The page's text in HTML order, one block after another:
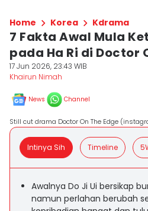
Home Korea Kdrama
7 Fakta Awal Mula
pada Ha Ri di Doctor
17 Jun 2026, 23:43 WIB
Khairun Nimah
News Channel
Still cut drama Doctor On The Edge
Intinya Sih Timeline
Awalnya Do Ji Ui bersikap
namun perlahan berubah